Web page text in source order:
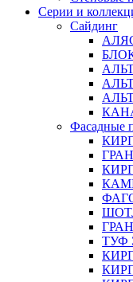
Серии и
Сайдинг
Фасадные
ТУФ